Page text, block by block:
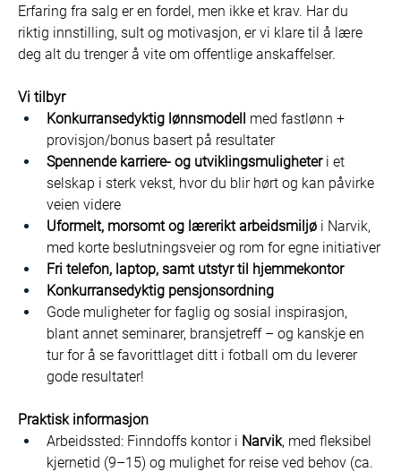
Erfaring fra salg er en fordel, men ikke et krav. Har du
riktig innstilling, sult og motivasjon, er vi klare til å lære
deg alt du trenger å vite om offentlige anskaffelser.
Vi tilbyr
Konkurransedyktig lønnsmodell med fastlønn +
provisjon/bonus basert på resultater
Spennende karriere- og utviklingsmuligheter i et
selskap i sterk vekst, hvor du blir hørt og kan påvirke
veien videre
Uformelt, morsomt og lærerikt arbeidsmiljø i Narvik,
med korte beslutningsveier og rom for egne initiativer
Fri telefon, laptop, samt utstyr til hjemmekontor
Konkurransedyktig pensjonsordning
Gode muligheter for faglig og sosial inspirasjon,
blant annet seminarer, bransjetreff – og kanskje en
tur for å se favorittlaget ditt i fotball om du leverer
gode resultater!
Praktisk informasjon
Arbeidssted: Finndoffs kontor i Narvik, med fleksibel
kjernetid (9–15) og mulighet for reise ved behov (ca.